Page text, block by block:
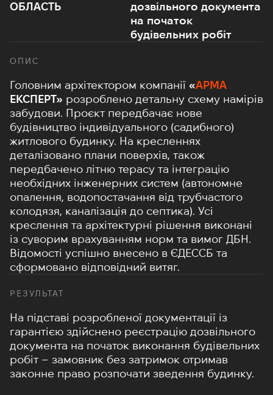
ОБЛАСТЬ
дозвільного документа
на початок
будівельних робіт
ОПИС
Головним архітектором компанії «АРМА
ЕКСПЕРТ» розроблено детальну схему намірів
забудови. Проєкт передбачає нове
будівництво індивідуального (садибного)
житлового будинку. На кресленнях
деталізовано плани поверхів, також
передбачено літню терасу та інтеграцію
необхідних інженерних систем (автономне
опалення, водопостачання від трубчастого
колодязя, каналізація до септика). Усі
креслення та архітектурні рішення виконані
із суворим врахуванням норм та вимог ДБН.
Відомості успішно внесено в ЄДЕССБ та
сформовано відповідний витяг.
РЕЗУЛЬТАТ
На підставі розробленої документації із
гарантією здійснено реєстрацію дозвільного
документа на початок виконання будівельних
робіт – замовник без затримок отримав
законне право розпочати зведення будинку.